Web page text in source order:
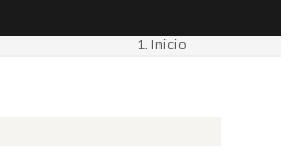
Inicio